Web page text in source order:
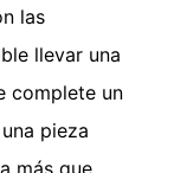
las
llevar una
complete un
pieza